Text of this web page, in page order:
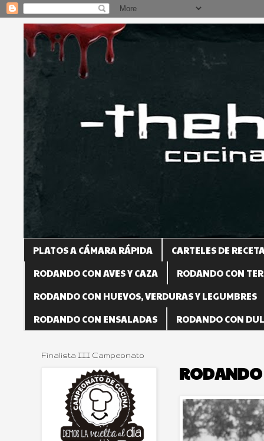
PLATOS A CÁMARA RÁPIDA
CARTELES DE
RODANDO CON AVES Y CAZA
RODANDO CON
RODANDO CON HUEVOS, VERDURAS Y LEGUMBRES
RODANDO CON ENSALADAS
RODANDO CON
Finalista III Campeonato